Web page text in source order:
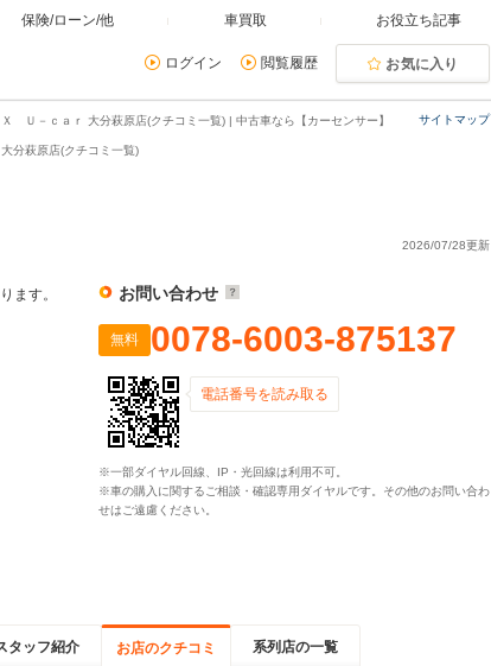
保険/ローン/他 車買取 お役立ち記事
ログイン 閲覧履歴 お気に入り
サイトマップ
Ｘ Ｕ－ｃａｒ 大分萩原店(クチコミ一覧) | 中古車なら【カーセンサー】
分萩原店(クチコミ一覧)
2026/07/28更新
ます。 お問い合わせ
無料 0078-6003-875137
電話番号を読み取る
※一部ダイヤル回線、IP・光回線は利用不可。
※車の購入に関するご相談・確認専用ダイヤルです。その他のお問い合わ
せはご遠慮ください。
タッフ紹介 お店のクチコミ 系列店の一覧